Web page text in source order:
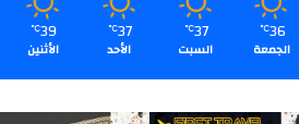
36
℃
الجمعة
37
℃
السبت
37
℃
الأحد
39
℃
الأثنين